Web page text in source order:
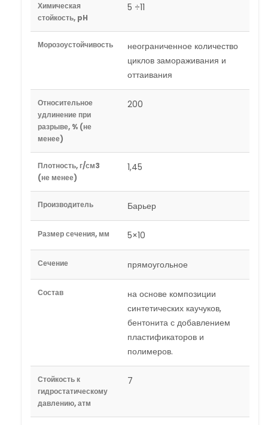
Химическая
стойкость, pH
5 ÷11
Морозоустойчивость
неограниченное количество
циклов замораживания и
оттаивания
Относительное
удлинение при
разрыве, % (не
менее)
200
Плотность, г/см3
(не менее)
1,45
Производитель Барьер
Размер сечения, мм 5×10
Сечение прямоугольное
Состав
на основе композиции
синтетических каучуков,
бентонита с добавлением
пластификаторов и
полимеров.
Стойкость к
гидростатическому
давлению, атм
7